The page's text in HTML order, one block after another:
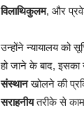
विलाथिकुलम, और
उन्होंने न्यायालय को
हो जाने के बाद, इसका
संस्थानखोलने की
सराहनीयतरीके से